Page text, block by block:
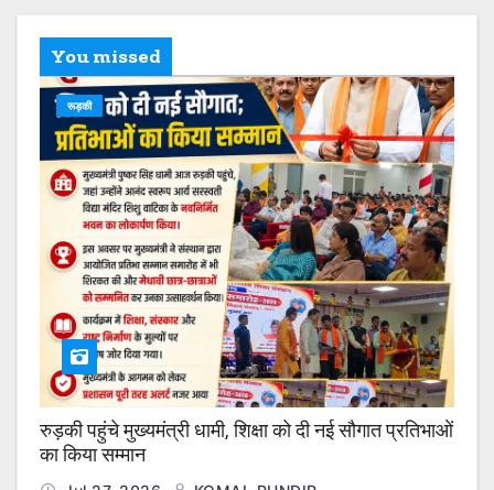
You missed
रूड़की
रुड़की पहुंचे मुख्यमंत्री धामी, शिक्षा को दी नई सौगात प्रतिभाओं
का किया सम्मान